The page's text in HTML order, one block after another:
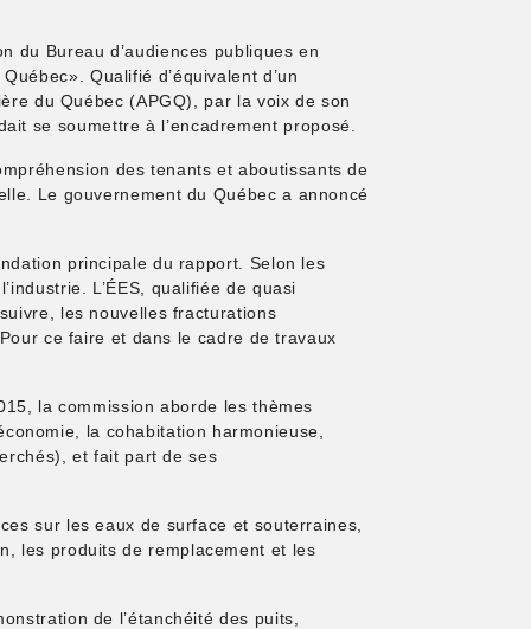
du Bureau d’audiences publiques en
Qualifié d’équivalent d’un
du Québec (APGQ), par la voix de son
se soumettre à l’encadrement proposé.
des tenants et aboutissants de
Le gouvernement du Québec a annoncé
principale du rapport. Selon les
L’ÉES, qualifiée de quasi
les nouvelles fracturations
ce faire et dans le cadre de travaux
la commission aborde les thèmes
la cohabitation harmonieuse,
et fait part de ses
sur les eaux de surface et souterraines,
les produits de remplacement et les
de l’étanchéité des puits,